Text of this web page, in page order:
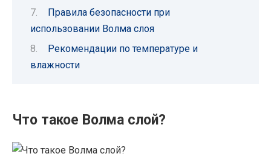
Правила безопасности при
использовании Волма слоя
Рекомендации по температуре и
влажности
Что такое Волма слой?